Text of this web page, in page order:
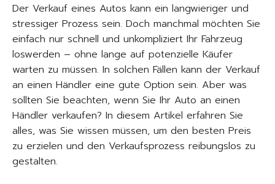
Der Verkauf eines Autos kann ein langwieriger und
stressiger Prozess sein. Doch manchmal möchten Sie
einfach nur schnell und unkompliziert Ihr Fahrzeug
loswerden – ohne lange auf potenzielle Käufer
warten zu müssen. In solchen Fällen kann der Verkauf
an einen Händler eine gute Option sein. Aber was
sollten Sie beachten, wenn Sie Ihr Auto an einen
Händler verkaufen? In diesem Artikel erfahren Sie
alles, was Sie wissen müssen, um den besten Preis
zu erzielen und den Verkaufsprozess reibungslos zu
gestalten.